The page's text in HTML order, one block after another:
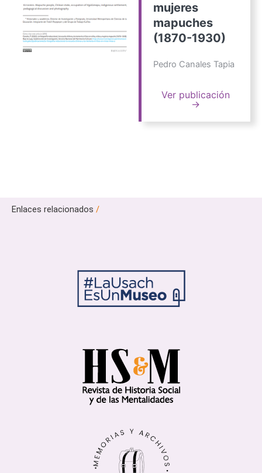
mujeres
mapuches
(1870-1930)
Pedro Canales Tapia
Ver publicación
→
Enlaces relacionados /